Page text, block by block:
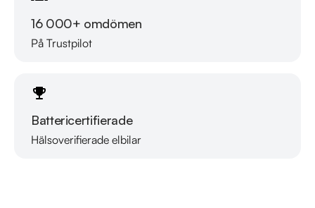
16 000+ omdömen
På Trustpilot
Battericertifierade
Hälsoverifierade elbilar
Läs mer om oss